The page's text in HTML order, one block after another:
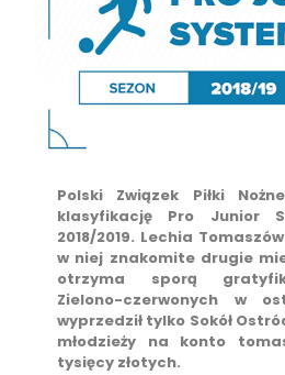
Polski Związek Piłki
klasyfikację Pro Junior
2018/2019. Lechia
w niej znakomite drugie
otrzyma sporą
Zielono-czerwonych w
wyprzedził tylko Sokół
młodzieży na konto
tysięcy złotych.